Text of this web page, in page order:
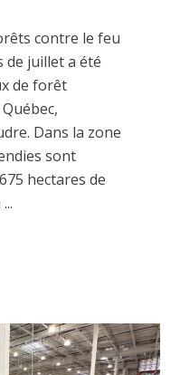
contre le feu
de juillet a été
de forêt
Dans la zone
sont
hectares de